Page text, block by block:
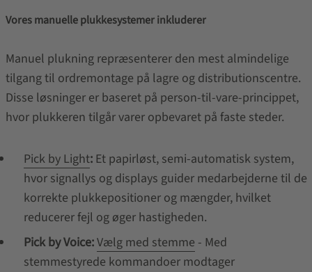
Vores manuelle plukkesystemer inkluderer
Manuel plukning repræsenterer den mest almindelige
tilgang til ordremontage på lagre og distributionscentre.
Disse løsninger er baseret på person-til-vare-princippet,
hvor plukkeren tilgår varer opbevaret på faste steder.
Pick by Light:Et papirløst, semi-automatisk system,
hvor signallys og displays guider medarbejderne til de
korrekte plukkepositioner og mængder, hvilket
reducerer fejl og øger hastigheden.
Pick by Voice:Vælg med stemme - Med
stemmestyrede kommandoer modtager